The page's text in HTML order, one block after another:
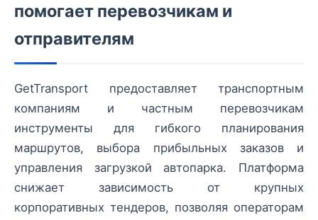
помогает перевозчикам и
отправителям
GetTransport предоставляет транспортным
компаниям и частным перевозчикам
инструменты для гибкого планирования
маршрутов, выбора прибыльных заказов и
управления загрузкой автопарка. Платформа
снижает зависимость от крупных
корпоративных тендеров, позволяя операторам